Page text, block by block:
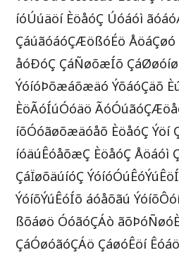
íóÚúäöí ÈöåóÇ Úóáóì
ÇáúãóáóÇÆößóÉö
åóÐóÇ ÇáÑøõæÍõ
ÝóíóÞõæáõæäó ÝõáóÇäõ
ÈöÃóÍúÓóäö
íõÓóãøõæäóåõ ÈöåóÇ Ýöí
íóäúÊóåõæÇ ÈöåóÇ Åöáóì
ÇáÏøõäúíóÇ
ÝóíõÝúÊóÍõ áóåõãú
ßõáøö ÓóãóÇÁò
ÇáÓøóãóÇÁö ÇáøóÊöí